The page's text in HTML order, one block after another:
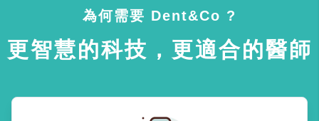
為何需要 Dent&Co ?
更智慧的科技，更適合的醫師